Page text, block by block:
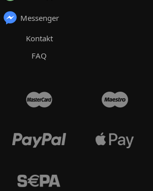
Messenger
Kontakt
FAQ